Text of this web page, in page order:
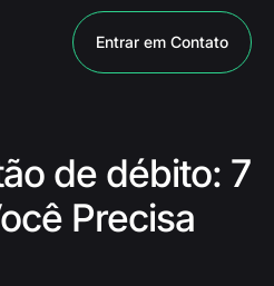
Entrar em Contato
de débito: 7
Precisa